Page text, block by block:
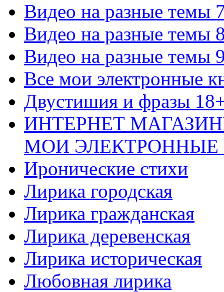
Видео на разные темы
Видео на разные темы
Видео на разные темы
Все мои электронные
Двустишия и фразы
ИНТЕРНЕТ
МОИ ЭЛЕКТРОННЫЕ
Иронические стихи
Лирика городская
Лирика гражданская
Лирика деревенская
Лирика историческая
Любовная лирика